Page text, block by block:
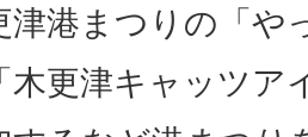
津港まつりの「や
木更津キャッツア